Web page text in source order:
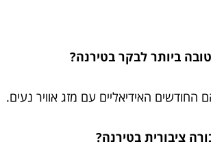
ביותר לבקר בטירנה?
החודשים האידיאליים עם מזג אוויר נעים.
ציבורית בטירנה?